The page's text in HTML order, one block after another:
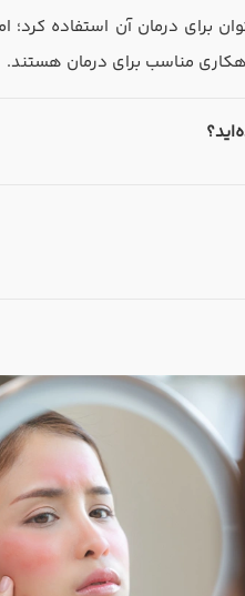
برای درمان آن استفاده
مناسب برای درمان هستند.